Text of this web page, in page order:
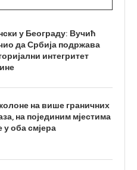
у Београду: Вучић
да Србија подржава
интегритет
на више граничних
на појединим мјестима
у оба смјера